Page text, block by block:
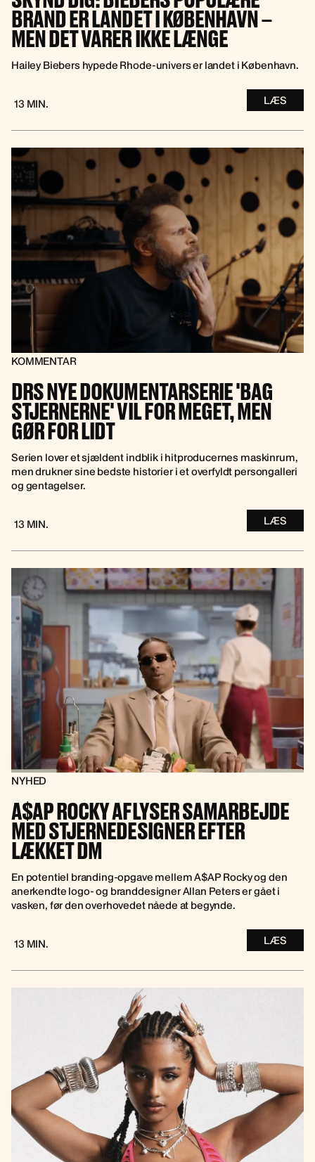
BRAND ER LANDET I KØBENHAVN –
MEN DET VARER IKKE LÆNGE
Hailey Biebers hypede Rhode-univers er landet i København.
13 MIN. LÆS
KOMMENTAR
DRS NYE DOKUMENTARSERIE 'BAG
STJERNERNE' VIL FOR MEGET, MEN
GØR FOR LIDT
Serien lover et sjældent indblik i hitproducernes maskinrum,
men drukner sine bedste historier i et overfyldt persongalleri
og gentagelser.
13 MIN. LÆS
NYHED
A$AP ROCKY AFLYSER SAMARBEJDE
MED STJERNEDESIGNER EFTER
LÆKKET DM
En potentiel branding-opgave mellem A$AP Rocky og den
anerkendte logo- og branddesigner Allan Peters er gået i
vasken, før den overhovedet nåede at begynde.
13 MIN. LÆS